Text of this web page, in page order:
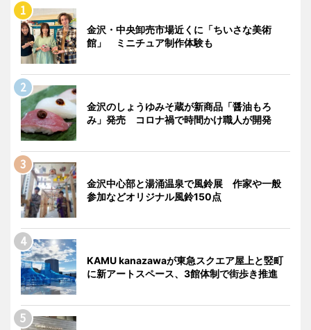
金沢・中央卸売市場近くに「ちいさな美術
館」 ミニチュア制作体験も
金沢のしょうゆみそ蔵が新商品「醤油もろ
み」発売 コロナ禍で時間かけ職人が開発
金沢中心部と湯涌温泉で風鈴展 作家や一般
参加などオリジナル風鈴150点
KAMU kanazawaが東急スクエア屋上と竪町
に新アートスペース、3館体制で街歩き推進